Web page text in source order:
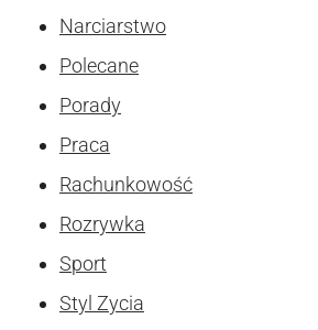
Narciarstwo
Polecane
Porady
Praca
Rachunkowość
Rozrywka
Sport
Styl Zycia